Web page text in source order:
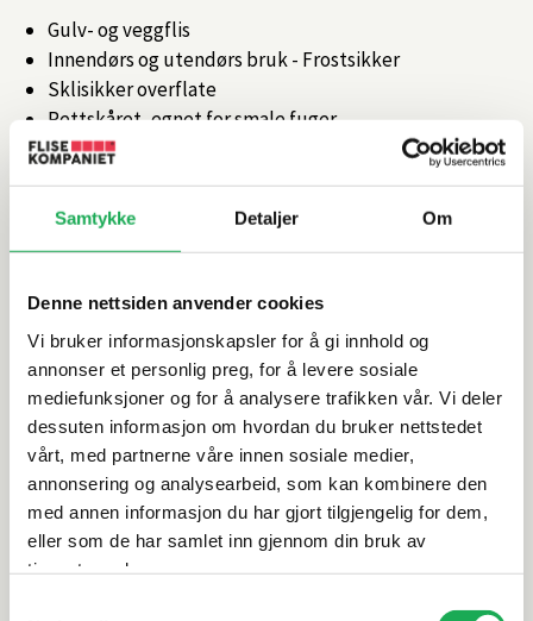
Samtykke Detaljer Om
Denne nettsiden anvender cookies
Vi bruker informasjonskapsler for å gi innhold og
annonser et personlig preg, for å levere sosiale
mediefunksjoner og for å analysere trafikken vår. Vi deler
dessuten informasjon om hvordan du bruker nettstedet
vårt, med partnerne våre innen sosiale medier,
annonsering og analysearbeid, som kan kombinere den
med annen informasjon du har gjort tilgjengelig for dem,
eller som de har samlet inn gjennom din bruk av
tjenestene deres.
Gulv- og veggflis
Innendørs og utendørs bruk - Frostsikker
Sklisikker overflate
Rettskåret, egnet for smale fuger
Tilgjengelig i flere farger og størrelser
Artikkelnr.101470015
Produktinformasjon
Spesifikasjoner
Rengjøring og vedlikehold
Leveringsinformasjon
Dokumentasjon